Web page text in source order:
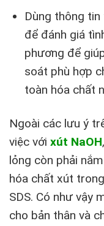
Dùng thông
để đánh giá
phương để
soát phù hợp
toàn hóa chất
Ngoài các lưu ý
việc với xút NaOH
lỏng còn phải
hóa chất xút
SDS. Có như vậy
cho bản thân và